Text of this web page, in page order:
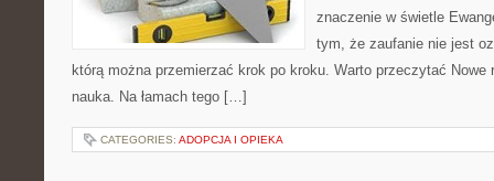
znaczenie w świetle
tym, że zaufanie nie jest
którą można przemierzać krok po kroku. Warto przeczytać Nowe
nauka. Na łamach tego […]
CATEGORIES: ADOPCJA I OPIEKA